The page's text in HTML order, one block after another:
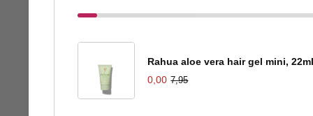
Rahua aloe vera hair gel mini,
0,00 7,95